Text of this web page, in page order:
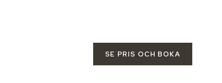
SE PRIS OCH BOKA